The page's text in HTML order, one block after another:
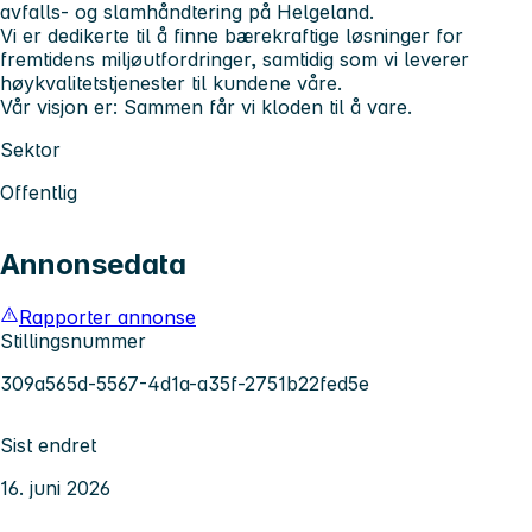
avfalls- og slamhåndtering på Helgeland.
Vi er dedikerte til å finne bærekraftige løsninger for
fremtidens miljøutfordringer, samtidig som vi leverer
høykvalitetstjenester til kundene våre.
Vår visjon er: Sammen får vi kloden til å vare.
Sektor
Offentlig
Annonsedata
Rapporter annonse
Stillingsnummer
309a565d-5567-4d1a-a35f-2751b22fed5e
Sist endret
16. juni 2026